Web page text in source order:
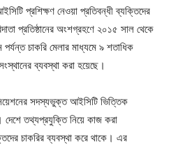
প্রশিক্ষণ নেওয়া প্রতিবন্ধী ব্যক্তিদের
প্রতিষ্ঠানের অংশগ্রহণে ২০১৫ সাল থেকে
চাকরি মেলার মাধ্যমে ৯ শতাধিক
ব্যবস্থা করা হয়েছে।
সদস্যভুক্ত আইসিটি ভিত্তিক
দেশে তথ্যপ্রযুক্তি নিয়ে কাজ করা
চাকরির ব্যবস্থা করে থাকে। এর